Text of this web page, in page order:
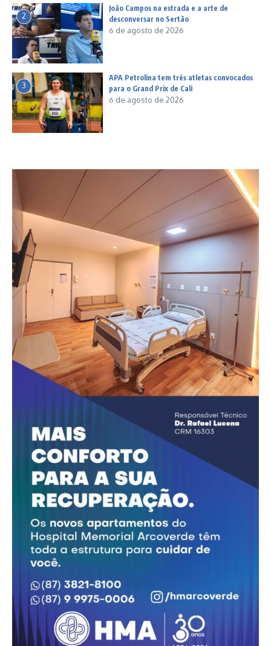
2
João Campos na estrada e a arte de
desconversar no Sertão
6 de agosto de 2026
3
APA Petrolina tem três atletas convocados
para o Grand Prix de Cali
6 de agosto de 2026